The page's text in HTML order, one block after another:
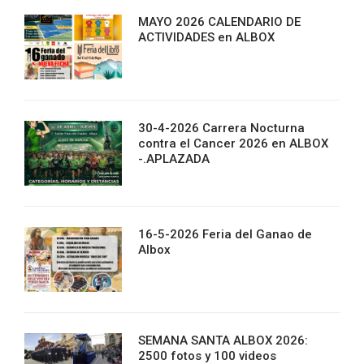
MAYO 2026 CALENDARIO DE
ACTIVIDADES en ALBOX
30-4-2026 Carrera Nocturna
contra el Cancer 2026 en ALBOX
-.APLAZADA
16-5-2026 Feria del Ganao de
Albox
SEMANA SANTA ALBOX 2026:
2500 fotos y 100 videos